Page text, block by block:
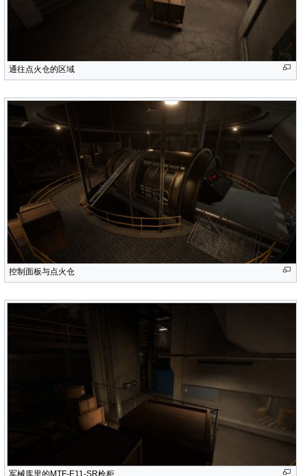
通往点火仓的区域
控制面板与点火仓